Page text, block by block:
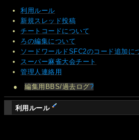
利用ルール
新規スレッド投稿
チートコードについて
ろの編集について
ソードワールドSFC2のコード追加に
スーパー麻雀大会チート
管理人連絡用
●編集用BBS/過去ログ?
利用ルール